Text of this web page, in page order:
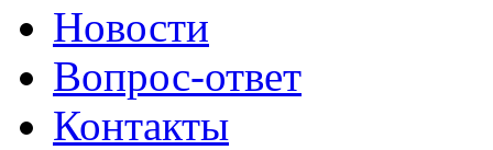
Новости
Вопрос-ответ
Контакты